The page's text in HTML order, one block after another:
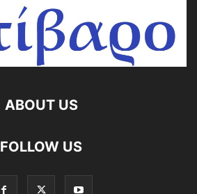
ABOUT US
FOLLOW US